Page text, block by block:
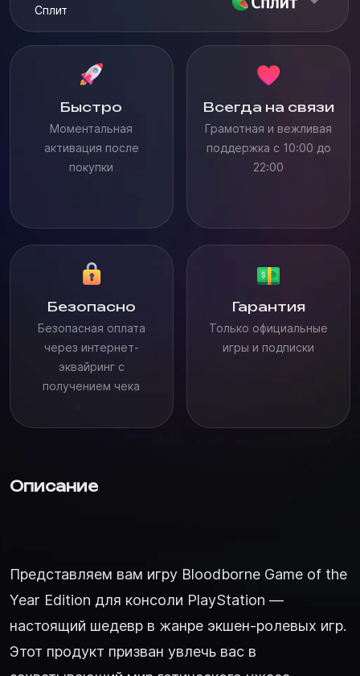
Сплит
Быстро
Моментальная
активация после
покупки
Всегда на связи
Грамотная и вежливая
поддержка с 10:00 до
22:00
Безопасно
Безопасная оплата
через интернет-
эквайринг с
получением чека
Гарантия
Только официальные
игры и подписки
Описание
Представляем вам игру Bloodborne Game of the
Year Edition для консоли PlayStation —
настоящий шедевр в жанре экшен-ролевых игр.
Этот продукт призван увлечь вас в